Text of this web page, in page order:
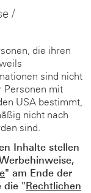
/
die ihren
sind nicht
Personen mit
USA bestimmt,
nicht nach
sind.
Inhalte stellen
" am Ende der
die "Rechtlichen